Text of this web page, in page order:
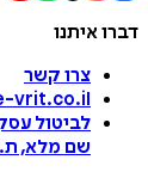
דברו איתנו
צרו קשר
vrit.co.il
לביטול
שם מלא,